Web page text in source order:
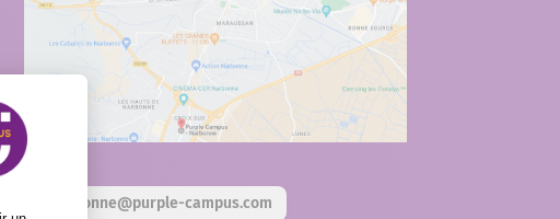
narbonne@purple-campus.com